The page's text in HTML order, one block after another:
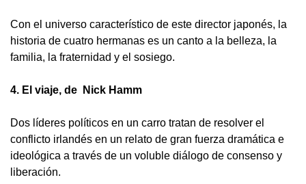
Con el universo característico de este director japonés, la
historia de cuatro hermanas es un canto a la belleza, la
familia, la fraternidad y el sosiego.
4. El viaje, de Nick Hamm
Dos líderes políticos en un carro tratan de resolver el
conflicto irlandés en un relato de gran fuerza dramática e
ideológica a través de un voluble diálogo de consenso y
liberación.